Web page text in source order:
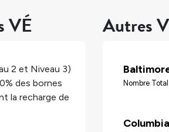
VÉ
2 et Niveau 3)
des bornes
la recharge de
Autres
Nombre
Columbia